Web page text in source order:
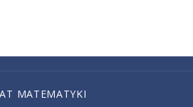
MATEMATYKI